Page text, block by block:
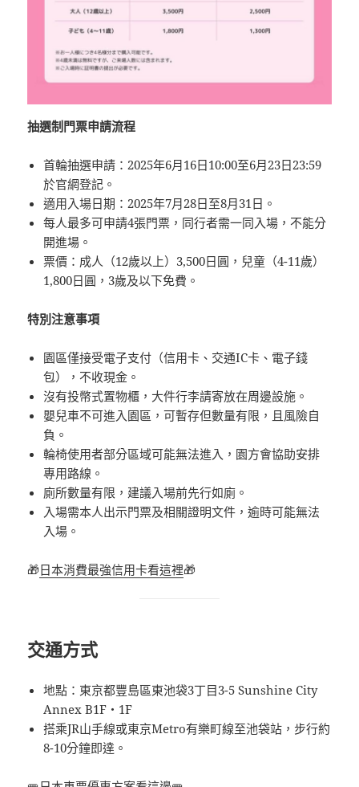
抽選制門票申請流程
首輪抽選申請：2025年6月16日10:00至6月23日23:59
於官網登記。
適用入場日期：2025年7月28日至8月31日。
每人最多可申請4張門票，同行者需一同入場，不能分
開進場。
票價：成人（12歲以上）3,500日圓，兒童（4-11歲）
1,800日圓，3歲及以下免費。
特別注意事項
園區僅接受電子支付（信用卡、交通IC卡、電子錢
包），不收現金。
沒有投幣式置物櫃，大件行李請寄放在周邊設施。
嬰兒車不可進入園區，可暫存但數量有限，且風險自
負。
輪椅使用者部分區域可能無法進入，園方會協助安排
專用路線。
廁所數量有限，建議入場前先行如廁。
入場需本人出示門票及相關證明文件，逾時可能無法
入場。
🎁日本消費最強信用卡看這裡🎁
交通方式
地點：東京都豐島區東池袋3丁目3-5 Sunshine City
Annex B1F・1F
搭乘JR山手線或東京Metro有樂町線至池袋站，步行約
8-10分鐘即達。